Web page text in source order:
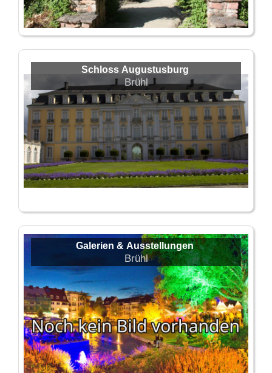
Schloss Augustusburg
Brühl
Galerien & Ausstellungen
Brühl